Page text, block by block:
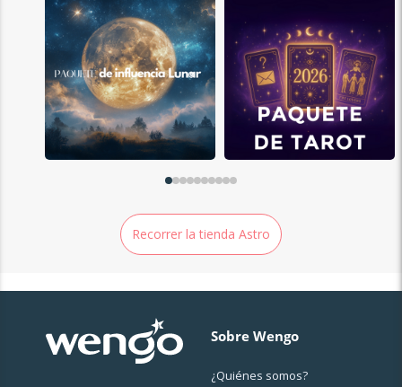
Recorrer la tienda Astro
Sobre Wengo
¿Quiénes somos?